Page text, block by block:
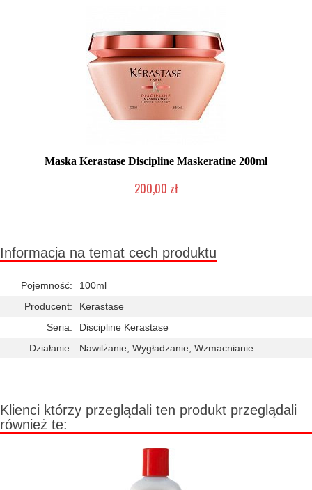
Maska Kerastase Discipline Maskeratine 200ml
200,00 zł
Informacja na temat cech produktu
Pojemność:
100ml
Producent:
Kerastase
Seria:
Discipline Kerastase
Działanie:
Nawilżanie, Wygładzanie, Wzmacnianie
Klienci którzy przeglądali ten produkt przeglądali
również te: